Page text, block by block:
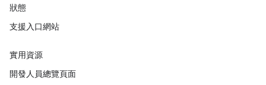
狀態
支援入口網站
實用資源
開發人員總覽頁面